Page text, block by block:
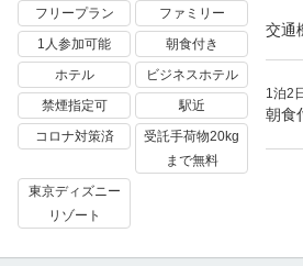
フリープラン
ファミリー
1人参加可能
朝食付き
ホテル
ビジネスホテル
禁煙指定可
駅近
コロナ対策済
受託手荷物20kg
まで無料
東京ディズニー
リゾート
交通
1泊2
朝食